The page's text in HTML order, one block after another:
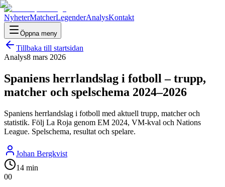
NyheterMatcherLegenderAnalysKontakt
Öppna meny
Tillbaka till startsidan
Analys8 mars 2026
Spaniens herrlandslag i fotboll – trupp,
matcher och spelschema 2024–2026
Spaniens herrlandslag i fotboll med aktuell trupp, matcher och
statistik. Följ La Roja genom EM 2024, VM-kval och Nations
League. Spelschema, resultat och spelare.
Johan Bergkvist
14 min
00